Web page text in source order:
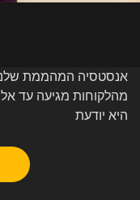
אנסטסיה המהממת שלנו
מהלקוחות מגיעה עד
היא יודעת